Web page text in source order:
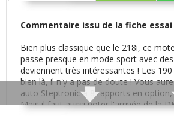
Poids :1n'aime
Confort global :4aiment2
Confort des sièges:1
Insonorisation et bruit
Commentaire issu de la fiche essai
Bien plus classique que le 218i, ce
passe presque en mode sport avec
deviennent très intéressantes ! Les
bien là, il n'y a pas de doute ! Vous
auto Steptronic à 8 rapports en
Mais il faut aussi noter l'arrivée de la